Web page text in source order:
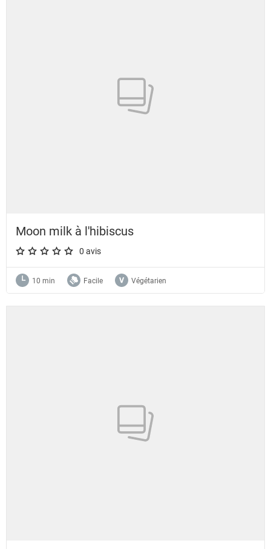
Moon milk à l'hibiscus
A star rating of 0 out of 5.
0 avis
10 min Facile Végétarien